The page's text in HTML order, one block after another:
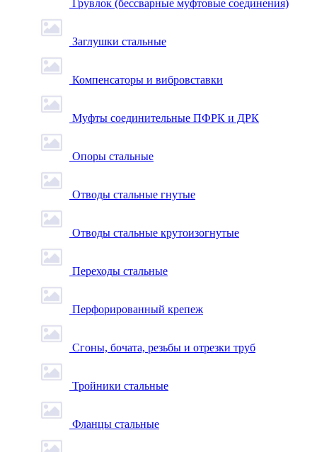
Грувлок (бессварные муфтовые соединения)
Заглушки стальные
Компенсаторы и вибровставки
Муфты соединительные ПФРК и ДРК
Опоры стальные
Отводы стальные гнутые
Отводы стальные крутоизогнутые
Переходы стальные
Перфорированный крепеж
Сгоны, бочата, резьбы и отрезки труб
Тройники стальные
Фланцы стальные